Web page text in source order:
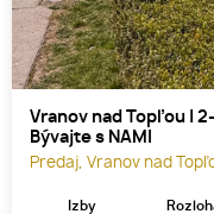
Vranov nad Topľou |
Bývajte s NAMI
Predaj, Vranov nad
Izby